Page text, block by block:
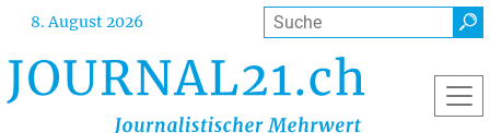
Direkt
Inhalt
8. August 2026 Suche